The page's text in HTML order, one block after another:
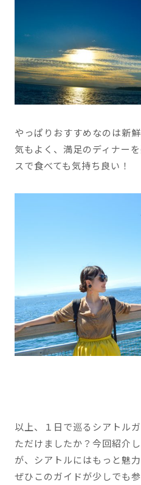
やっぱりおすすめなのは新
気もよく、満足のディナー
スで食べても気持ち良い！
以上、１日で巡るシアトル
ただけましたか？今回紹介
が、シアトルにはもっと魅
ぜひこのガイドが少しでも